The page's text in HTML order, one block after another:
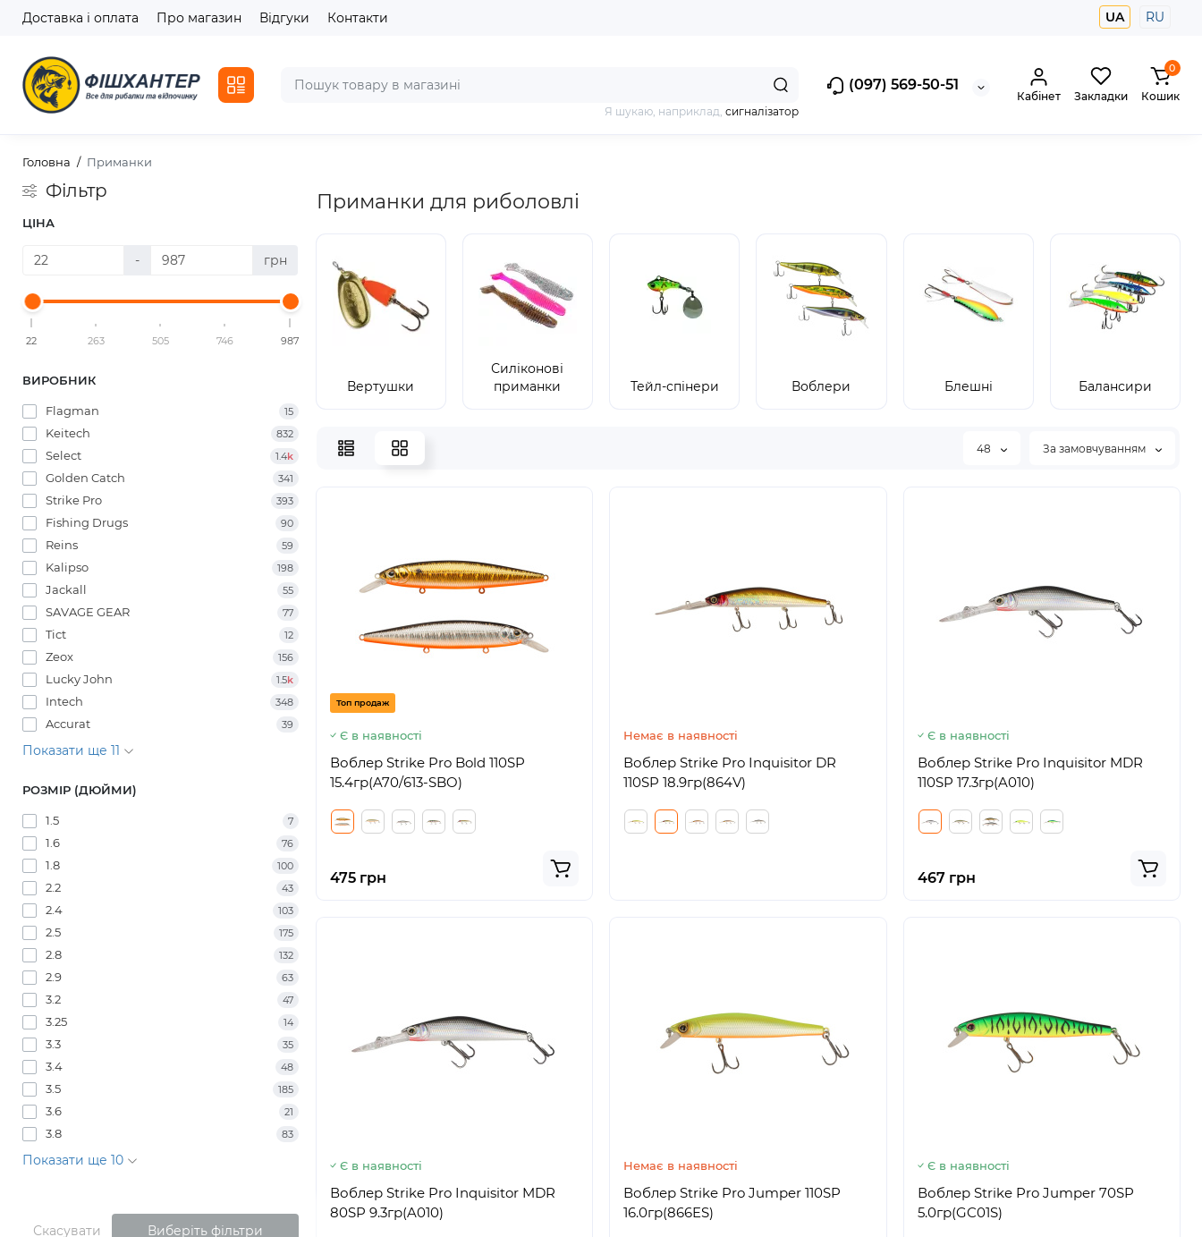
Доставка і оплата Про магазин Відгуки Контакти UA RU
(097) 569-50-51
Я шукаю, наприклад, сигналізатор
Кабінет Закладки
0
Кошик
Головна Приманки
Фільтр
ЦІНА
- грн
22 263 505 746 987
ВИРОБНИК
Flagman 15
Keitech 832
Select 1.4k
Golden Catch 341
Strike Pro 393
Fishing Drugs 90
Reins 59
Kalipso 198
Jackall 55
SAVAGE GEAR 77
Tict 12
Zeox 156
Lucky John 1.5k
Intech 348
Accurat 39
Показати ще 11
РОЗМІР (ДЮЙМИ)
1.5 7
1.6 76
1.8 100
2.2 43
2.4 103
2.5 175
2.8 132
2.9 63
3.2 47
3.25 14
3.3 35
3.4 48
3.5 185
3.6 21
3.8 83
Показати ще 10
Скасувати Виберіть фільтри
Приманки для риболовлі
Вертушки
Силіконові
приманки
Тейл-спінери Воблери Блешні Балансири
48 За замовчуванням
Топ продаж
Є в наявності
Воблер Strike Pro Bold 110SP
15.4гр(A70/613-SBO)
475 грн
Немає в наявності
Воблер Strike Pro Inquisitor DR
110SP 18.9гр(864V)
Є в наявності
Воблер Strike Pro Inquisitor MDR
110SP 17.3гр(A010)
467 грн
Є в наявності
Воблер Strike Pro Inquisitor MDR
80SP 9.3гр(A010)
Немає в наявності
Воблер Strike Pro Jumper 110SP
16.0гр(866ES)
Є в наявності
Воблер Strike Pro Jumper 70SP
5.0гр(GC01S)